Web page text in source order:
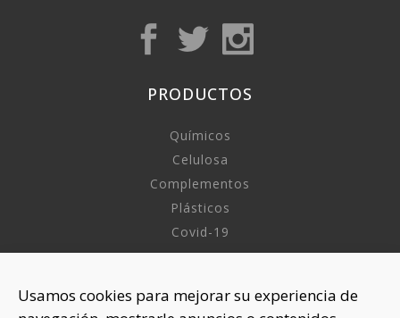
Usamos cookies para mejorar su experiencia de
PRODUCTOS
Químicos
Celulosa
Complementos
Plásticos
Covid-19